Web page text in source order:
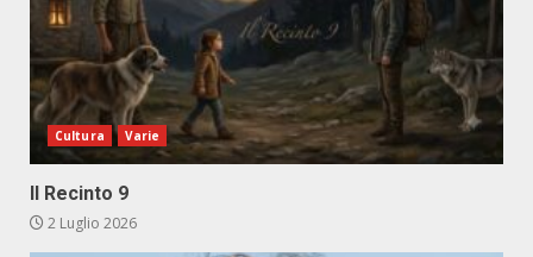
Cultura Varie
Il Recinto 9
2 Luglio 2026